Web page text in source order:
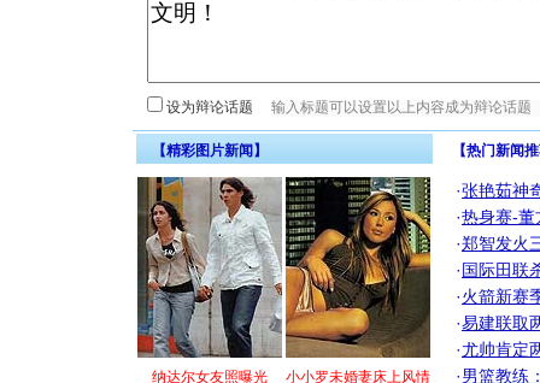
设为辩论话题
【精彩图片新闻】
纳达尔女友照曝光 小小罗未婚妻床上风情
【热门新闻
·张艳茹神
·热身赛-董
·郑智发火
·国际田联
·火箭新赛
·易建联取
·尤帅肯定
·男篮教练